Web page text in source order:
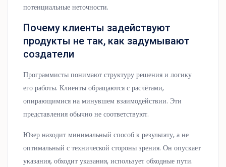
потенциальные неточности.
Почему клиенты задействуют
продукты не так, как задумывают
создатели
Программисты понимают структуру решения и логику
его работы. Клиенты обращаются с расчётами,
опирающимися на минувшем взаимодействии. Эти
представления обычно не соответствуют.
Юзер находит минимальный способ к результату, а не
оптимальный с технической стороны зрения. Он опускает
указания, обходит указания, использует обходные пути.